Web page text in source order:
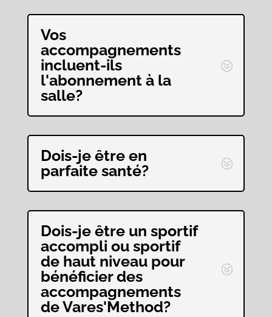
Vos
accompagnements
incluent-ils
l'abonnement à la
salle?
Dois-je être en
parfaite santé?
Dois-je être un sportif
accompli ou sportif
de haut niveau pour
bénéficier des
accompagnements
de Vares'Method?